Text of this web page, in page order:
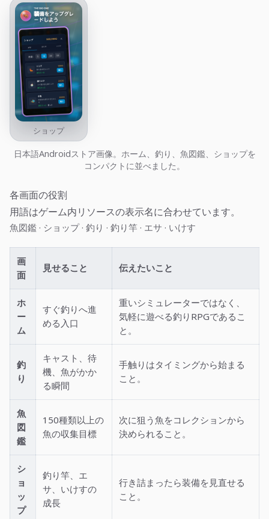
ショップ
日本語Androidストア画像。ホーム、釣り、魚図鑑、ショップを
コンパクトに並べました。
各画面の役割
用語はゲーム内リソースの表示名に合わせています。
魚図鑑 · ショップ· 釣り · 釣り竿 · エサ · いけす
画
面
見せること 伝えたいこと
ホ
ー
ム
すぐ釣りへ進
める入口
重いシミュレーターではなく、
気軽に遊べる釣りRPGであるこ
と。
釣
り
キャスト、待
機、魚がかか
る瞬間
手触りはタイミングから始まる
こと。
魚
図
鑑
150種類以上の
魚の収集目標
次に狙う魚をコレクションから
決められること。
シ
ョ
ッ
プ
釣り竿、エ
サ、いけすの
成長
行き詰まったら装備を見直せる
こと。